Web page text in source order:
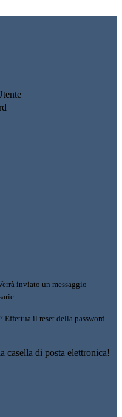
inviato un messaggio
Effettua il reset della password
casella di posta elettronica!